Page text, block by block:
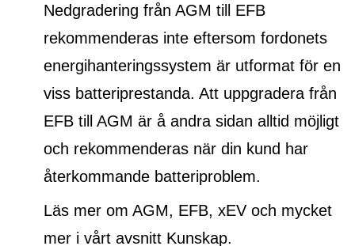
Nedgradering från AGM till EFB
rekommenderas inte eftersom fordonets
energihanteringssystem är utformat för en
viss batteriprestanda. Att uppgradera från
EFB till AGM är å andra sidan alltid möjligt
och rekommenderas när din kund har
återkommande batteriproblem.
Läs mer om AGM, EFB, xEV och mycket
mer i vårt avsnitt Kunskap.